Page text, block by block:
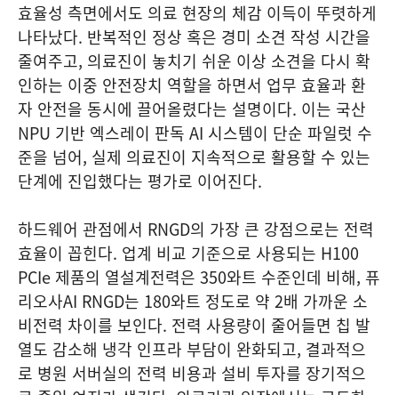
효율성 측면에서도 의료 현장의 체감 이득이 뚜렷하게
나타났다. 반복적인 정상 혹은 경미 소견 작성 시간을
줄여주고, 의료진이 놓치기 쉬운 이상 소견을 다시 확
인하는 이중 안전장치 역할을 하면서 업무 효율과 환
자 안전을 동시에 끌어올렸다는 설명이다. 이는 국산
NPU 기반 엑스레이 판독 AI 시스템이 단순 파일럿 수
준을 넘어, 실제 의료진이 지속적으로 활용할 수 있는
단계에 진입했다는 평가로 이어진다.
하드웨어 관점에서 RNGD의 가장 큰 강점으로는 전력
효율이 꼽힌다. 업계 비교 기준으로 사용되는 H100
PCIe 제품의 열설계전력은 350와트 수준인데 비해, 퓨
리오사AI RNGD는 180와트 정도로 약 2배 가까운 소
비전력 차이를 보인다. 전력 사용량이 줄어들면 칩 발
열도 감소해 냉각 인프라 부담이 완화되고, 결과적으
로 병원 서버실의 전력 비용과 설비 투자를 장기적으